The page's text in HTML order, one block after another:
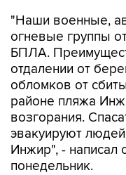
"Наши военные,
огневые группы
БПЛА.
отдалении от
обломков от
районе пляжа
возгорания.
эвакуируют
Инжир", - написал
понедельник.